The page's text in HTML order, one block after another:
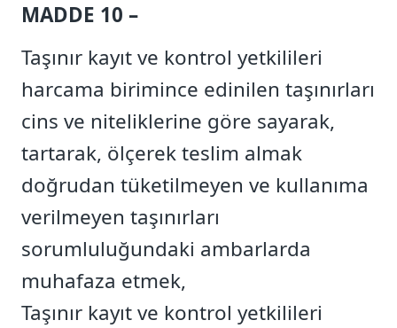
MADDE 10 –
Taşınır kayıt ve kontrol yetkilileri
harcama birimince edinilen taşınırları
cins ve niteliklerine göre sayarak,
tartarak, ölçerek teslim almak
doğrudan tüketilmeyen ve kullanıma
verilmeyen taşınırları
sorumluluğundaki ambarlarda
muhafaza etmek,
Taşınır kayıt ve kontrol yetkilileri